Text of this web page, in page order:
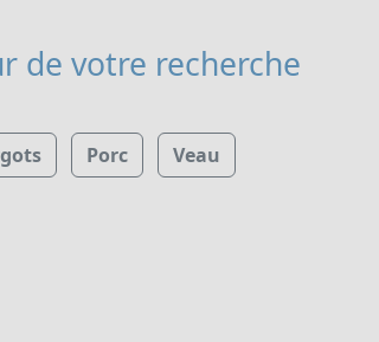
de votre recherche
Porc Veau